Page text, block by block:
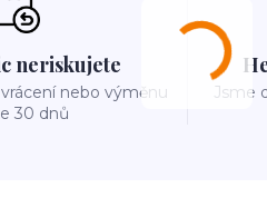
neriskujete
nebo výměnu
30 dnů
Jsme